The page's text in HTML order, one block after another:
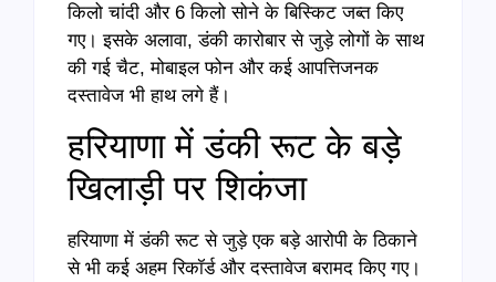
किलो चांदी और 6 किलो सोने के बिस्किट जब्त किए
गए। इसके अलावा, डंकी कारोबार से जुड़े लोगों के साथ
की गई चैट, मोबाइल फोन और कई आपत्तिजनक
दस्तावेज भी हाथ लगे हैं।
हरियाणा में डंकी रूट के बड़े
खिलाड़ी पर शिकंजा
हरियाणा में डंकी रूट से जुड़े एक बड़े आरोपी के ठिकाने
से भी कई अहम रिकॉर्ड और दस्तावेज बरामद किए गए।